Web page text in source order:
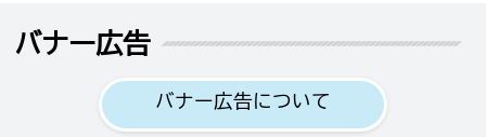
バナー広告
バナー広告について